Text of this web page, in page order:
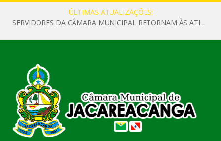
ÚLTIMAS ATUALIZAÇÕES:
SERVIDORES DA CÂMARA MUNICIPAL RETORNAM ÀS ATIVIDADES APÓS O RECESSO PARLAMENTAR